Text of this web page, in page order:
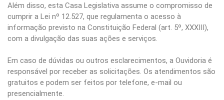
Além disso, esta Casa Legislativa assume o compromisso de
cumprir a Lei nº 12.527, que regulamenta o acesso à
informação previsto na Constituição Federal (art. 5º, XXXIII),
com a divulgação das suas ações e serviços.
Em caso de dúvidas ou outros esclarecimentos, a Ouvidoria é
responsável por receber as solicitações. Os atendimentos são
gratuitos e podem ser feitos por telefone, e-mail ou
presencialmente.